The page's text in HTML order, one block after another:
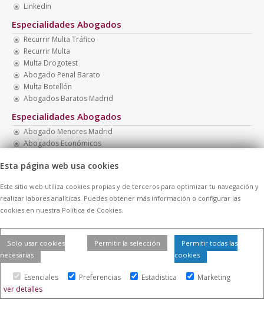
Linkedin
Especialidades Abogados
Recurrir Multa Tráfico
Recurrir Multa
Multa Drogotest
Abogado Penal Barato
Multa Botellón
Abogados Baratos Madrid
Especialidades Abogados
Abogado Menores Madrid
Abogados Económicos
Abogados Boadilla
Abogado Barato Madrid
Contratar Abogados. | Aviso Legal Cookies| Todos los
derechos reservados
Esta página web usa cookies
Este sitio web utiliza cookies propias y de terceros para optimizar tu navegación y
realizar labores analíticas. Puedes obtener más información o configurar las
cookies en nuestra Política de Cookies.
Solo usar cookies
necesarias
Permitir la selección
Permitir todas las
cookies
Esenciales Preferencias Estadistica
Marketing
ver detalles